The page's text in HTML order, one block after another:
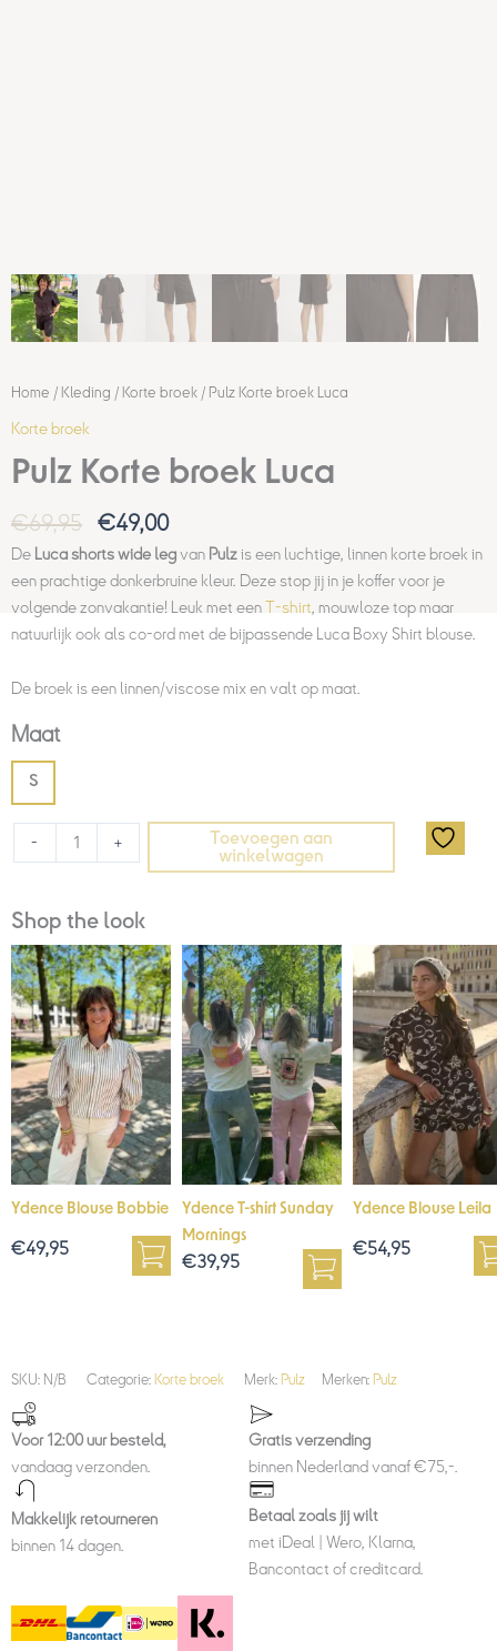
Home / Kleding / Korte broek / Pulz Korte broek Luca
Korte broek
Pulz Korte broek Luca
€69,95 €49,00
De Luca shorts wide legvan Pulzis een luchtige, linnen korte broek in
een prachtige donkerbruine kleur. Deze stop jij in je koffer voor je
volgende zonvakantie! Leuk met eenT-shirt , mouwloze top maar
natuurlijk ook als co-ord met de bijpassende Luca Boxy Shirt blouse.
De broek is een linnen/viscose mix en valt op maat.
Maat
S
- +
Toevoegen aan
winkelwagen
Shop the look
Ydence Blouse Bobbie
€49,95
Ydence T-shirt Sunday
Mornings
€39,95
Ydence Blouse Leila
€54,95
SKU: N/B Categorie: Korte broek Merk: Pulz Merken: Pulz
Voor 12:00 uur besteld,
vandaag verzonden.
Gratis verzending
binnen Nederland vanaf €75,-.
Makkelijk retourneren
binnen 14 dagen.
Betaal zoals jij wilt
met iDeal | Wero, Klarna,
Bancontact of creditcard.